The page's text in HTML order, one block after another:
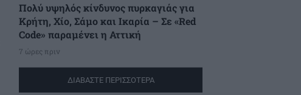
Πολύ υψηλός κίνδυνος πυρκαγιάς για
Κρήτη, Χίο, Σάμο και Ικαρία – Σε «Red
Code» παραμένει η Αττική
7 ώρες πριν
ΔΙΑΒΑΣΤΕ ΠΕΡΙΣΣΟΤΕΡΑ